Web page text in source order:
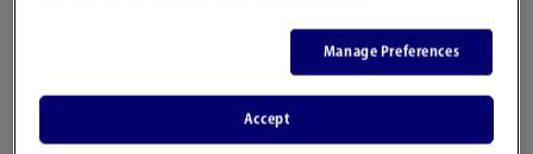
17:20 | 魔法の商店街で異国気分
Manage Preferences
Accept